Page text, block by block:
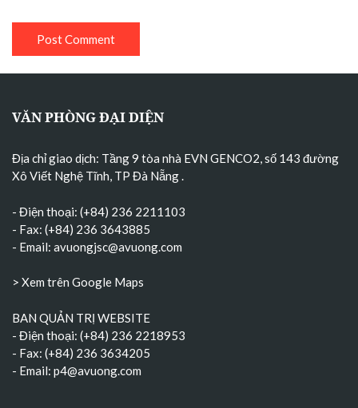
VĂN PHÒNG ĐẠI DIỆN
Địa chỉ giao dịch: Tầng 9 tòa nhà EVN GENCO2, số 143 đường
Xô Viết Nghệ Tĩnh, TP Đà Nẵng.
- Điện thoại: (+84) 236 2211103
- Fax: (+84) 236 3643885
- Email: avuongjsc@avuong.com
> Xem trên Google Maps
BAN QUẢN TRỊ WEBSITE
- Điện thoại: (+84) 236 2218953
- Fax: (+84) 236 3634205
- Email: p4@avuong.com